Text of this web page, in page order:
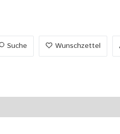
Suche Wunschzettel